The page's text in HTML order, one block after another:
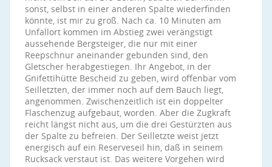
sonst, selbst in einer anderen Spalte wiederfinden
könnte, ist mir zu groß. Nach ca. 10 Minuten am
Unfallort kommen im Abstieg zwei verängstigt
aussehende Bergsteiger, die nur mit einer
Reepschnur aneinander gebunden sind, den
Gletscher herabgestiegen. Ihr Angebot, in der
Gnifettihütte Bescheid zu geben, wird offenbar vom
Seilletzten, der immer noch auf dem Bauch liegt,
angenommen. Zwischenzeitlich ist ein doppelter
Flaschenzug aufgebaut, worden. Aber die Zugkraft
reicht längst nicht aus, um die drei Gestürzten aus
der Spalte zu befreien. Der Seilletzte weist jetzt
energisch auf ein Reserveseil hin, daß in seinem
Rucksack verstaut ist. Das weitere Vorgehen wird